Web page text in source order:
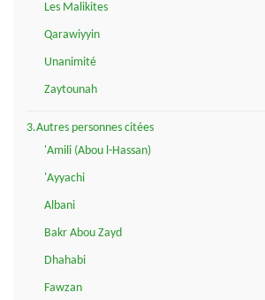
Les Malikites
Qarawiyyin
Unanimité
Zaytounah
3.Autres personnes citées
'Amili (Abou l-Hassan)
'Ayyachi
Albani
Bakr Abou Zayd
Dhahabi
Fawzan